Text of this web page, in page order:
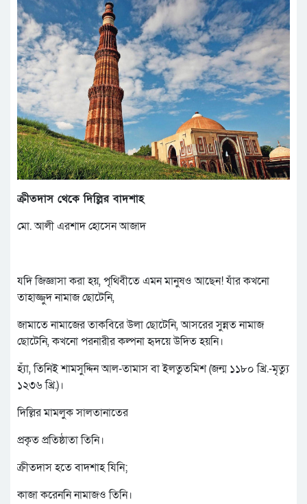
ক্রীতদাস থেকে দিল্লির বাদশাহ
মো. আলী এরশাদ হোসেন আজাদ
যদি জিজ্ঞাসা করা হয়, পৃথিবীতে এমন মানুষও আছেন! যাঁর কখনো
তাহাজ্জুদ নামাজ ছোটেনি,
জামাতে নামাজের তাকবিরে উলা ছোটেনি, আসরের সুন্নত নামাজ
ছোটেনি, কখনো পরনারীর কল্পনা হৃদয়ে উদিত হয়নি।
হ্যাঁ, তিনিই শামসুদ্দিন আল-তামাস বা ইলতুতমিশ (জন্ম ১১৮০ খ্রি.-মৃত্যু
১২৩৬ খ্রি.)।
দিল্লির মামলুক সালতানাতের
প্রকৃত প্রতিষ্ঠাতা তিনি।
ক্রীতদাস হতে বাদশাহ যিনি;
কাজা করেননি নামাজও তিনি।